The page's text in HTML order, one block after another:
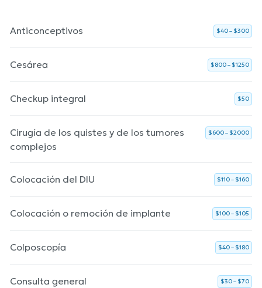
Anticonceptivos $40 – $300
Cesárea $800 – $1250
Checkup integral $50
Cirugía de los quistes y de los tumores
complejos
$600 – $2000
Colocación del DIU $110 – $160
Colocación o remoción de implante $100 – $105
Colposcopía $40 – $180
Consulta general $30 – $70